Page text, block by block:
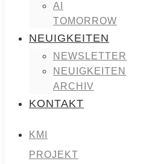
AI
TOMORROW
NEUIGKEITEN
NEWSLETTER
NEUIGKEITEN
ARCHIV
KONTAKT
KMI
PROJEKT